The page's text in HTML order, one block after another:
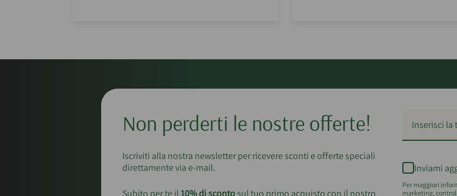
Non perderti le nostre offerte!
Iscriviti alla nostra newsletter per ricevere sconti e offerte speciali
direttamente via e-mail.
Inviami
Per maggiori
marketing,